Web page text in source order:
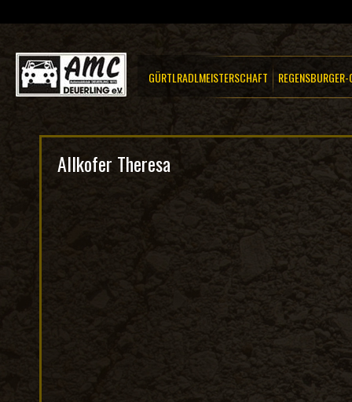
GÜRTLRADLMEISTERSCHAFT
Allkofer Theresa